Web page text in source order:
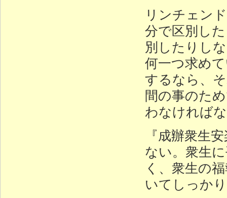
リンチェン
分で区別し
別したりし
何一つ求め
するなら、
間の事のた
わなければ
『成辦衆生
ない。衆生
く、衆生の
いてしっか